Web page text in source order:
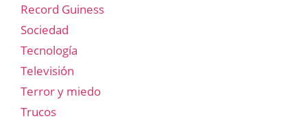
Record Guiness
Sociedad
Tecnología
Televisión
Terror y miedo
Trucos